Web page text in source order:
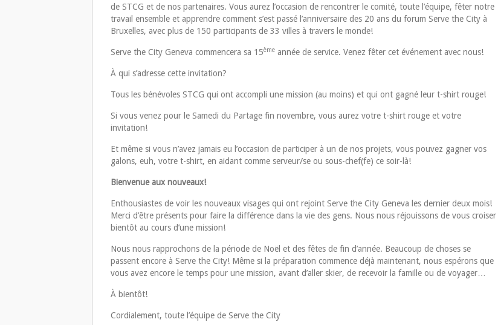
de STCG et de nos partenaires. Vous aurez l’occasion de rencontrer le comité, toute l’équipe, fêter notre
travail ensemble et apprendre comment s’est passé l’anniversaire des 20 ans du forum Serve the City à
Bruxelles, avec plus de 150 participants de 33 villes à travers le monde!
Serve the City Geneva commencera sa 15ème année de service. Venez fêter cet événement avec nous!
À qui s’adresse cette invitation?
Tous les bénévoles STCG qui ont accompli une mission (au moins) et qui ont gagné leur t-shirt rouge!
Si vous venez pour le Samedi du Partage fin novembre, vous aurez votre t-shirt rouge et votre
invitation!
Et même si vous n’avez jamais eu l’occasion de participer à un de nos projets, vous pouvez gagner vos
galons, euh, votre t-shirt, en aidant comme serveur/se ou sous-chef(fe) ce soir-là!
Bienvenue aux nouveaux!
Enthousiastes de voir les nouveaux visages qui ont rejoint Serve the City Geneva les dernier deux mois!
Merci d’être présents pour faire la différence dans la vie des gens. Nous nous réjouissons de vous croiser
bientôt au cours d’une mission!
Nous nous rapprochons de la période de Noël et des fêtes de fin d’année. Beaucoup de choses se
passent encore à Serve the City! Même si la préparation commence déjà maintenant, nous espérons que
vous avez encore le temps pour une mission, avant d’aller skier, de recevoir la famille ou de voyager…
À bientôt!
Cordialement, toute l’équipe de Serve the City